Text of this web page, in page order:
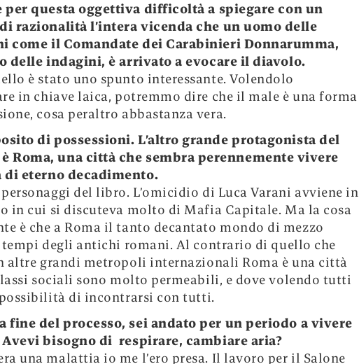
per questa oggettiva difficoltà a spiegare con un
razionalità l’intera vicenda che un uomo delle
come il Comandate dei Carabinieri Donnarumma,
delle indagini, è arrivato a evocare il diavolo.
è stato uno spunto interessante. Volendolo
in chiave laica, potremmo dire che il male è una forma
cosa peraltro abbastanza vera.
di possessioni. L’altro grande protagonista del
Roma, una città che sembra perennemente vivere
di eterno decadimento.
del libro. L’omicidio di Luca Varani avviene in
in cui si discuteva molto di Mafia Capitale. Ma la cosa
è che a Roma il tanto decantato mondo di mezzo
tempi degli antichi romani. Al contrario di quello che
altre grandi metropoli internazionali Roma è una città
sociali sono molto permeabili, e dove volendo tutti
di incontrarsi con tutti.
fine del processo, sei andato per un periodo a vivere
bisogno di respirare, cambiare aria?
una malattia io me l’ero presa. Il lavoro per il Salone